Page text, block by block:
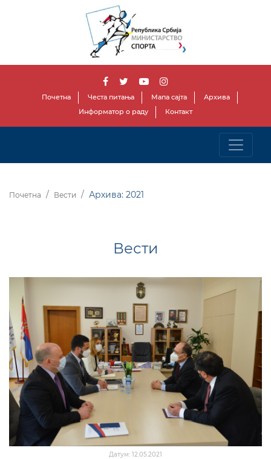
Почетна Честа питања Мапа сајта
Архива
Информатор о раду
Контакт
Почетна Вести Архива: 2021
Вести
Датум: 12.05.2021